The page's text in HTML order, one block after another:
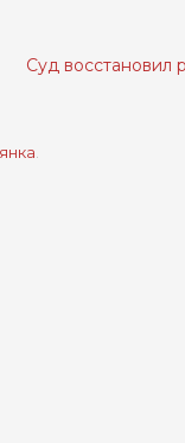
Суд восстановил